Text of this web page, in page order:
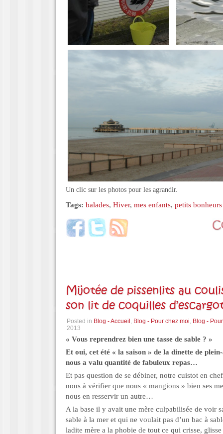
Un clic sur les photos pour les agrandir.
Tags: balades, Hiver, mes enfants, petits bonheurs
Mijotée de pissenlits au
son lit de coquilles
Posted in Blog - Accueil , Blog - Pour chez moi, Blog -
2013
« Vous reprendrez bien une tasse de sable ? »
Et oui, cet été « la saison » de la dinette de
nous a valu quantité de fabuleux repas…
Et pas question de se débiner, notre cuistot en
nous à vérifier que nous « mangions » bien ses
nous en resservir un autre…
A la base il y avait une mère culpabilisée de voir
sable à la mer et qui ne voulait pas d’un bac à
ladite mère a la phobie de tout ce qui crisse,